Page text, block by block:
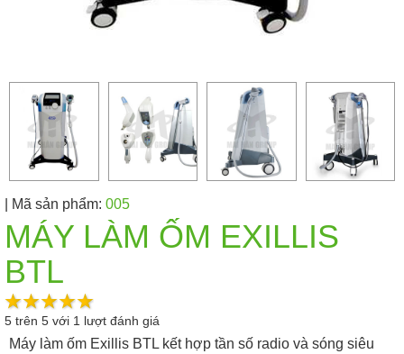
| Mã sản phẩm: 005
MÁY LÀM ỐM EXILLIS
BTL
5 trên 5 với 1 lượt đánh giá
Máy làm ốm Exillis BTL kết hợp tần số radio và sóng siêu